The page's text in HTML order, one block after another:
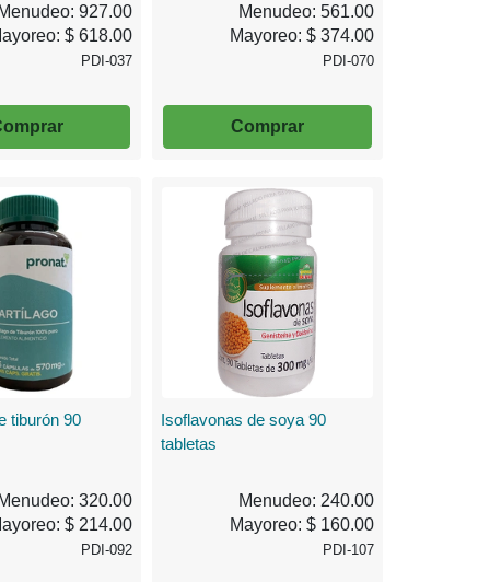
Menudeo: 927.00
$ 618.00
PDI-037
Menudeo: 561.00
Mayoreo: $ 374.00
PDI-070
Comprar
tiburón 90
Menudeo: 320.00
$ 214.00
PDI-092
Isoflavonas de soya 90
tabletas
Menudeo: 240.00
Mayoreo: $ 160.00
PDI-107